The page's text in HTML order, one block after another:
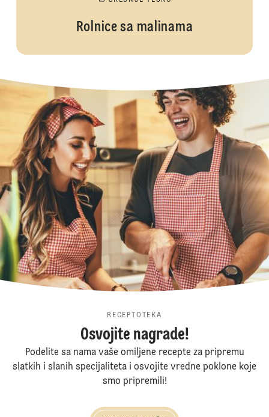
Rolnice sa malinama
RECEPTOTEKA
Osvojite nagrade!
Podelite sa nama vaše omiljene recepte za pripremu
slatkih i slanih specijaliteta i osvojite vredne poklone koje
smo pripremili!